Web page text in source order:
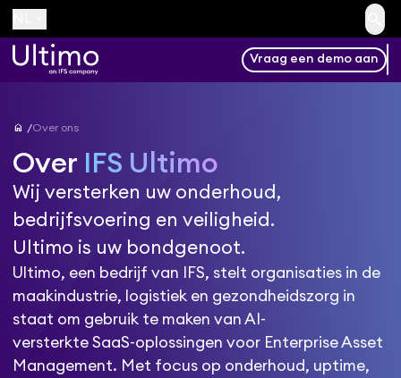
search
Vraag een demo aan
home Over ons
Over IFS Ultimo
Wij versterken uw onderhoud,
bedrijfsvoering en veiligheid.
Ultimo is uw bondgenoot.
Ultimo, een bedrijf van IFS, stelt organisaties in de
maakindustrie, logistiek en gezondheidszorg in
staat om gebruik te maken van AI-
versterkte SaaS-oplossingen voor Enterprise Asset
Management. Met focus op onderhoud, uptime,